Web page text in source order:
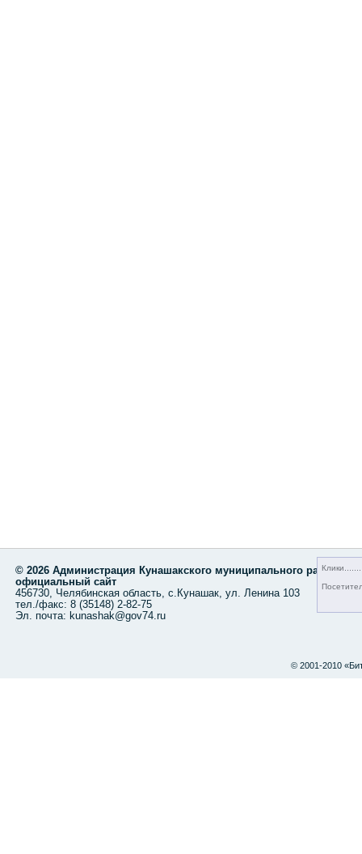
© 2026 Администрация Кунашакского муниципального района,
официальный сайт
456730, Челябинская область, с.Кунашак, ул. Ленина 103
тел./факс: 8 (35148) 2-82-75
Эл. почта: kunashak@gov74.ru
Клики
© 2001-2010